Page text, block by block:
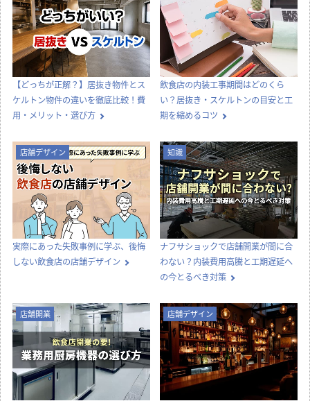
【どっちが正解？】居抜き物件とス
ケルトン物件の違いを徹底比較！費
用・メリット・選び方
飲食店の内装工事期間はどのくら
い？居抜き・スケルトンの目安と工
期を縮めるコツ
店舗デザイン
実際にあった失敗事例に学ぶ、後悔
しない飲食店の店舗デザイン
知識
ナフサショックで店舗開業が間に合
わない？内装費用高騰と工期遅延へ
の今とるべき対策
店舗開業 店舗デザイン